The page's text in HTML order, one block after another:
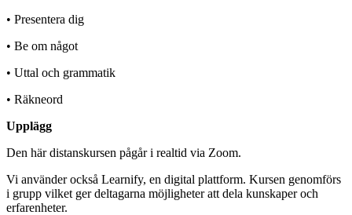
• Presentera dig
• Be om något
• Uttal och grammatik
• Räkneord
Upplägg
Den här distanskursen pågår i realtid via Zoom.
Vi använder också Learnify, en digital plattform. Kursen genomförs
i grupp vilket ger deltagarna möjligheter att dela kunskaper och
erfarenheter.